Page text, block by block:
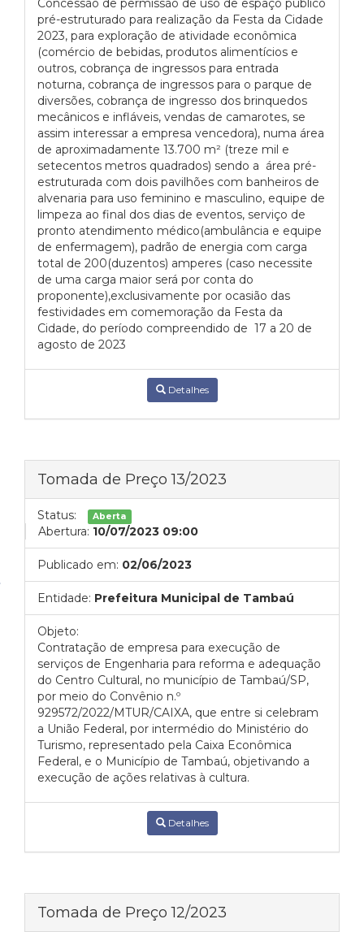
Concessão de permissão de uso de espaço público
pré-estruturado para realização da Festa da Cidade
2023, para exploração de atividade econômica
(comércio de bebidas, produtos alimentícios e
outros, cobrança de ingressos para entrada
noturna, cobrança de ingressos para o parque de
diversões, cobrança de ingresso dos brinquedos
mecânicos e infláveis, vendas de camarotes, se
assim interessar a empresa vencedora), numa área
de aproximadamente 13.700 m² (treze mil e
setecentos metros quadrados) sendo a área pré-
estruturada com dois pavilhões com banheiros de
alvenaria para uso feminino e masculino, equipe de
limpeza ao final dos dias de eventos, serviço de
pronto atendimento médico(ambulância e equipe
de enfermagem), padrão de energia com carga
total de 200(duzentos) amperes (caso necessite
de uma carga maior será por conta do
proponente),exclusivamente por ocasião das
festividades em comemoração da Festa da
Cidade, do período compreendido de 17 a 20 de
agosto de 2023
Detalhes
Tomada de Preço 13/2023
Status: Aberta
Abertura: 10/07/2023 09:00
Publicado em: 02/06/2023
Entidade: Prefeitura Municipal de Tambaú
Objeto:
Contratação de empresa para execução de
serviços de Engenharia para reforma e adequação
do Centro Cultural, no município de Tambaú/SP,
por meio do Convênio n.º
929572/2022/MTUR/CAIXA, que entre si celebram
a União Federal, por intermédio do Ministério do
Turismo, representado pela Caixa Econômica
Federal, e o Município de Tambaú, objetivando a
execução de ações relativas à cultura.
Detalhes
Tomada de Preço 12/2023